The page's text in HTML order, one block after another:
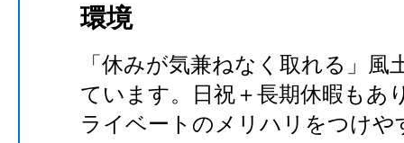
環境
「休みが気兼ねなく取れる」風
ています。日祝＋長期休暇もあ
ライベートのメリハリをつけや